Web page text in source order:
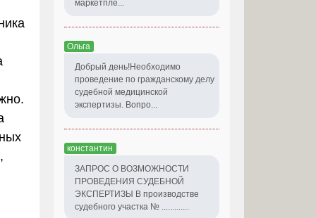
маркетпле...
Ольга
Добрый день!Необходимо
проведение по гражданскому делу
судебной медицинской
экспертизы. Вопро...
константин
ЗАПРОС О ВОЗМОЖНОСТИ
ПРОВЕДЕНИЯ СУДЕБНОЙ
ЭКСПЕРТИЗЫ В производстве
судебного участка № .............